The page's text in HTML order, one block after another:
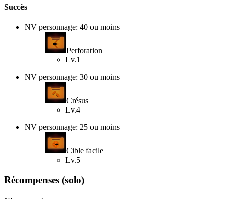
Succès
NV personnage: 40 ou moins
Perforation
Lv.1
NV personnage: 30 ou moins
Crésus
Lv.4
NV personnage: 25 ou moins
Cible facile
Lv.5
Récompenses (solo)